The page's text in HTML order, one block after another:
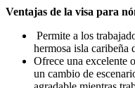
Ventajas de la visa para
Permite a los
hermosa isla caribeña
Ofrece una excelente
un cambio de